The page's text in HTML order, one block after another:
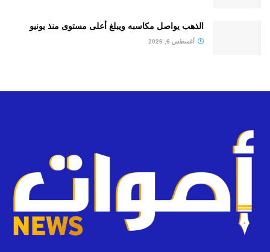
الذهب يواصل مكاسبه ويبلغ أعلى مستوى منذ يونيو
أغسطس 6, 2026